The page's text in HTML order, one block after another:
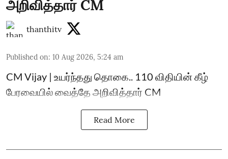
அறிவித்தார் CM
thanthitv
Published on: 10 Aug 2026, 5:24 am
CM Vijay | உயர்ந்தது தொகை.. 110 விதியின் கீழ்
பேரவையில் வைத்தே அறிவித்தார் CM
Read More